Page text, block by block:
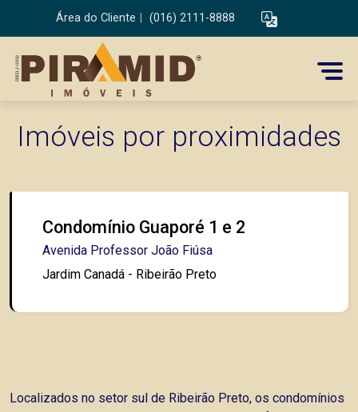
Área do Cliente (016) 2111-8888
Imóveis por proximidades
Condomínio Guaporé 1 e 2
Avenida Professor João Fiúsa
Jardim Canadá - Ribeirão Preto
Localizados no setor sul de Ribeirão Preto, os condomínios